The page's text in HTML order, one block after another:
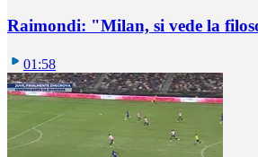
Raimondi: "Milan, si vede la
01:58